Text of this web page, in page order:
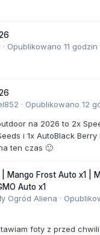
· Opublikowano 11
· Opublikowano 12
na 2026 to 2x
i 1x AutoBlack
ten czas 🙂
| Mango Frost Auto x1 |
Auto x1
Ogród Aliena ·
foty z przed